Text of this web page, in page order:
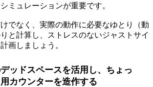
ミュレーションが重要です。
でなく、実際の動作に必要なゆとり（動
と計算し、ストレスのないジャストサイ
画しましょう。
ッドスペースを活用し、ちょっ
カウンターを造作する